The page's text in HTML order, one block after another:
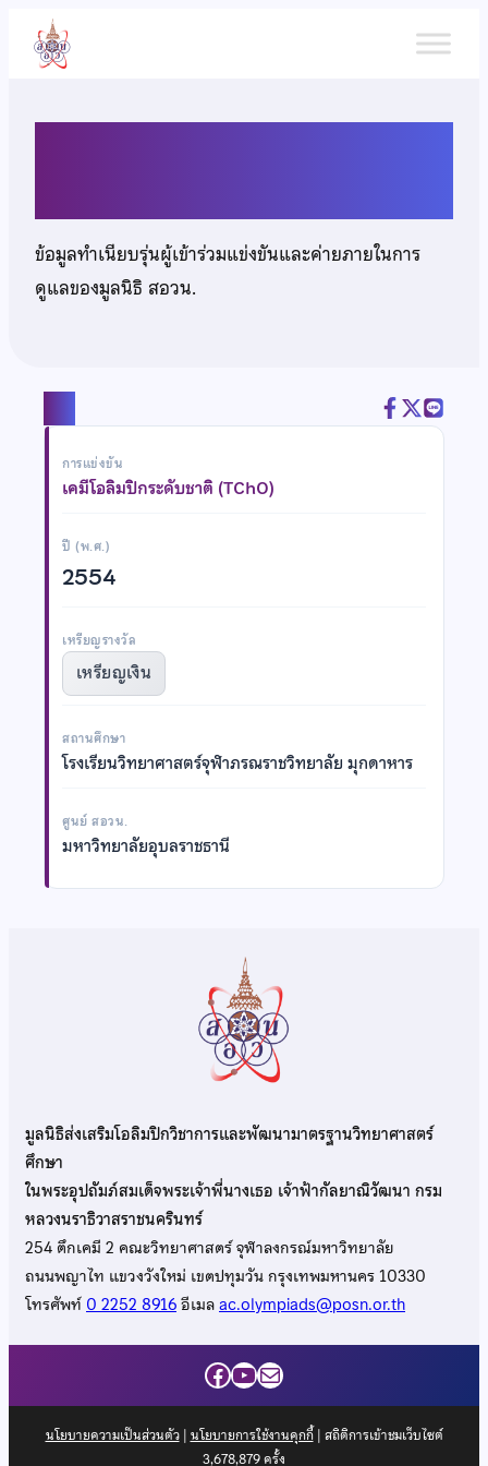
เนื้อหา
ข้อมูลทำเนียบรุ่นผู้เข้าร่วมแข่งขันและค่ายภายในการ
ดูแลของมูลนิธิ สอวน.
การแข่งขัน
เคมีโอลิมปิกระดับชาติ (TChO)
ปี (พ.ศ.)
2554
เหรียญรางวัล
เหรียญเงิน
สถานศึกษา
โรงเรียนวิทยาศาสตร์จุฬาภรณราชวิทยาลัย มุกดาหาร
ศูนย์ สอวน.
มหาวิทยาลัยอุบลราชธานี
มูลนิธิส่งเสริมโอลิมปิกวิชาการและพัฒนามาตรฐานวิทยาศาสตร์
ศึกษา
ในพระอุปถัมภ์สมเด็จพระเจ้าพี่นางเธอ เจ้าฟ้ากัลยาณิวัฒนา กรม
หลวงนราธิวาสราชนครินทร์
254 ตึกเคมี 2 คณะวิทยาศาสตร์ จุฬาลงกรณ์มหาวิทยาลัย
ถนนพญาไท แขวงวังใหม่ เขตปทุมวัน กรุงเทพมหานคร 10330
โทรศัพท์0 2252 8916อีเมลac.olympiads@posn.or.th
Facebook
YouTube
Mail
นโยบายความเป็นส่วนตัว| นโยบายการใช้งานคุกกี้| สถิติการเข้าชมเว็บไซต์
3,678,879ครั้ง